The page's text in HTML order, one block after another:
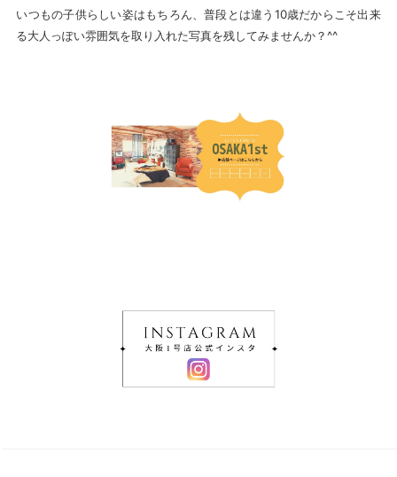
いつもの子供らしい姿はもちろん、普段とは違う10歳だからこそ出来
る大人っぽい雰囲気を取り入れた写真を残してみませんか？^^